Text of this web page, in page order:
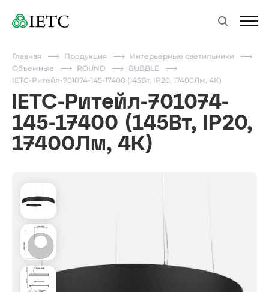
Главная Продукция
Интерьерные светильники
Объемные
ROUND
BUBBLE
IETC-Ритейл-701074-145-17400 (145Вт, IP20, 17400Лм, 4К)
IETC-Ритейл-701074-
145-17400 (145Вт, IP20,
17400Лм, 4К)